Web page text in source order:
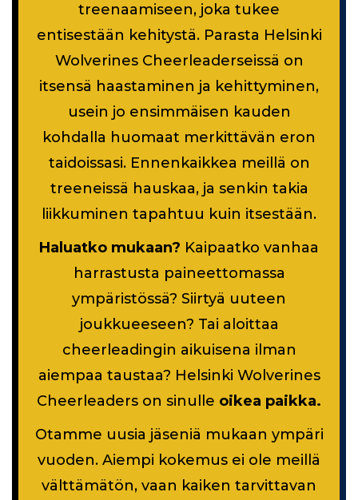
treenaamiseen, joka tukee
entisestään kehitystä. Parasta Helsinki
Wolverines Cheerleaderseissä on
itsensä haastaminen ja kehittyminen,
usein jo ensimmäisen kauden
kohdalla huomaat merkittävän eron
taidoissasi. Ennenkaikkea meillä on
treeneissä hauskaa, ja senkin takia
liikkuminen tapahtuu kuin itsestään.
Haluatko mukaan? Kaipaatko vanhaa
harrastusta paineettomassa
ympäristössä? Siirtyä uuteen
joukkueeseen? Tai aloittaa
cheerleadingin aikuisena ilman
aiempaa taustaa? Helsinki Wolverines
Cheerleaders on sinulle oikea paikka.
Otamme uusia jäseniä mukaan ympäri
vuoden. Aiempi kokemus ei ole meillä
välttämätön, vaan kaiken tarvittavan